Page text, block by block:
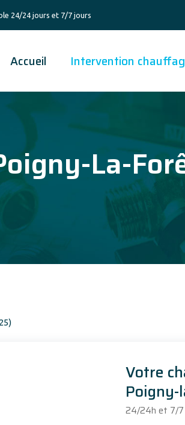
24/24 jours et 7/7 jours
Accueil Intervention
La-
Votre
Poigny-
24/24h et 7/7